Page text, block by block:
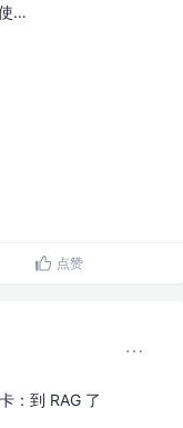
…
点赞
：到 RAG 了